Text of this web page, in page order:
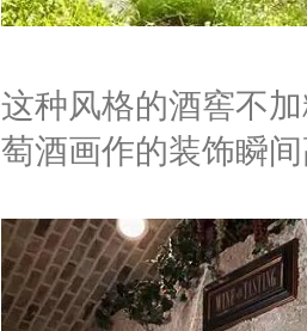
这种风格的酒窖不
萄酒画作的装饰瞬